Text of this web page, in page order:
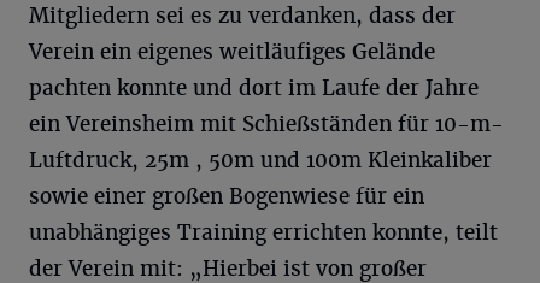
Mitgliedern sei es zu verdanken, dass der
Verein ein eigenes weitläufiges Gelände
pachten konnte und dort im Laufe der Jahre
ein Vereinsheim mit Schießständen für 10-m-
Luftdruck, 25m , 50m und 100m Kleinkaliber
sowie einer großen Bogenwiese für ein
unabhängiges Training errichten konnte, teilt
der Verein mit: „Hierbei ist von großer